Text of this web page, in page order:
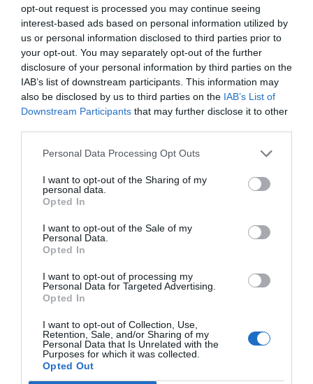
opt-out request is processed you may continue seeing
interest-based ads based on personal information utilized by
us or personal information disclosed to third parties prior to
your opt-out. You may separately opt-out of the further
disclosure of your personal information by third parties on the
IAB’s list of downstream participants. This information may
also be disclosed by us to third parties on the IAB’s List of
Downstream Participants that may further disclose it to other
Personal Data Processing Opt Outs
I want to opt-out of the Sharing of my
personal data.
Opted In
I want to opt-out of the Sale of my
Personal Data.
Opted In
I want to opt-out of processing my
Personal Data for Targeted Advertising.
Opted In
I want to opt-out of Collection, Use,
Retention, Sale, and/or Sharing of my
Personal Data that Is Unrelated with the
Purposes for which it was collected.
Opted Out
ECONOMÍA
Eli Lilly sigue ‘engordando’ su ventas gracias
a sus medicamentos estrella: Mounjaro
(contra la diabetes tipo 2) y Zepbound,
contra la obesidad
Redacción
OPINIÓN
El regalo de 'Mojamé'
OPINIÓN
“Sánchez es un sinvergüenza que ha
abandonado a su país, porque Ceuta es
España. Tenemos un Gobierno en
connivencia con Marruecos”: acusa una ceutí
Hispanidad
SOCIEDAD
Ceuta y Melilla, las dos columnas de Hércules
Eulogio López